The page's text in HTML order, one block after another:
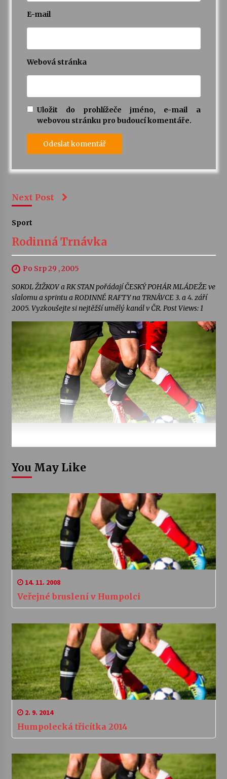
E-mail
Webová stránka
Uložit do prohlížeče jméno, e-mail a
webovou stránku pro budoucí komentáře.
Next Post
Sport
Rodinná Trnávka
Po Srp 29 , 2005
SOKOL ŽIŽKOV a RK STAN pořádají ČESKÝ POHÁR MLÁDEŽE ve
slalomu a sprintu a RODINNÉ RAFTY na TRNÁVCE 3. a 4. září
2005. Vyzkoušejte si nejtěžší umělý kanál v ČR. Post Views: 1
You May Like
14. 11. 2008
Veřejné bruslení v Humpolci
2. 9. 2014
Humpolecká třicítka 2014